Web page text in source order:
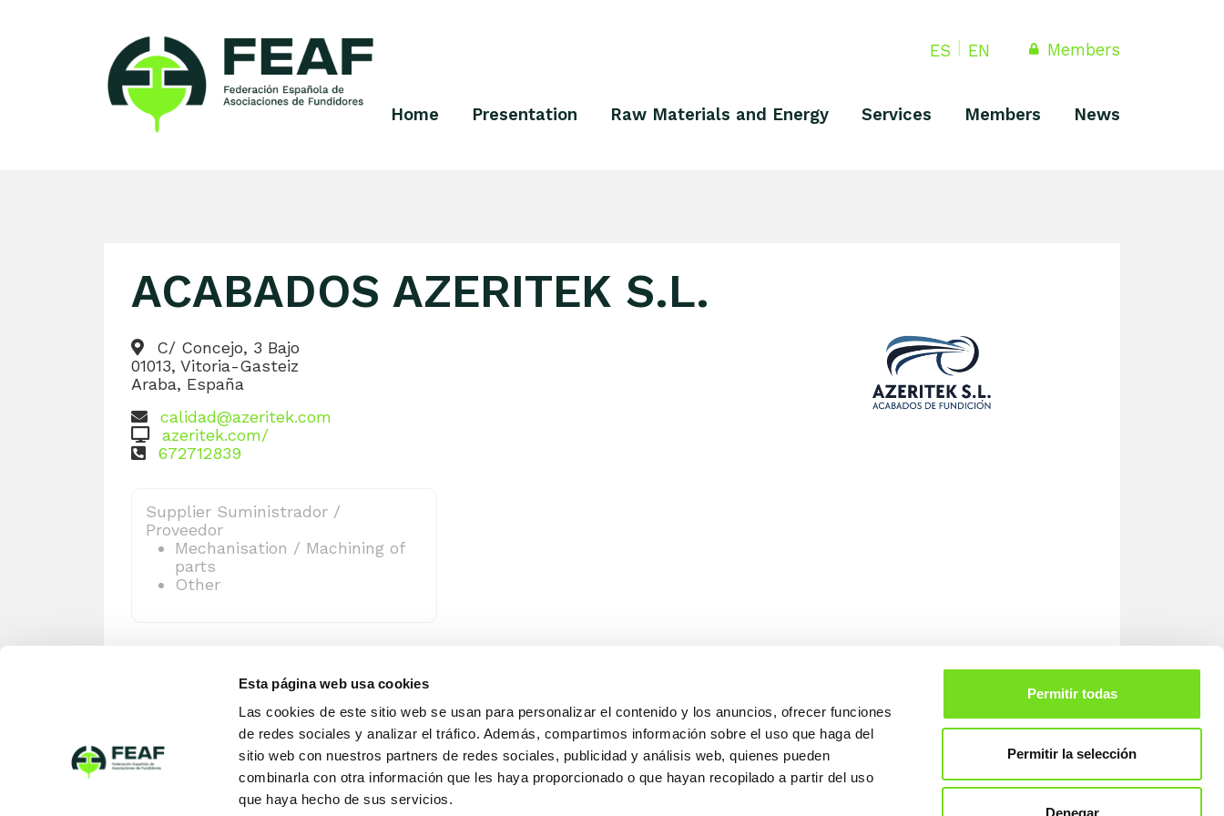
Esta página web usa cookies
Las cookies de este sitio web se usan para personalizar el contenido y los anuncios, ofrecer funciones
de redes sociales y analizar el tráfico. Además, compartimos información sobre el uso que haga del
sitio web con nuestros partners de redes sociales, publicidad y análisis web, quienes pueden
combinarla con otra información que les haya proporcionado o que hayan recopilado a partir del uso
que haya hecho de sus servicios.
Permitir todas
Permitir la selección
Denegar
ES EN Members
Home Presentation Raw Materials and Energy Services Members News
ACABADOS AZERITEK S.L.
C/ Concejo, 3 Bajo
01013, Vitoria-Gasteiz
Araba, España
calidad@azeritek.com
azeritek.com/
672712839
Supplier Suministrador /
Proveedor
Mechanisation / Machining of
parts
Other
Alameda Urquijo, 33 – 1D
(+34) 944 700 707
Legal warning